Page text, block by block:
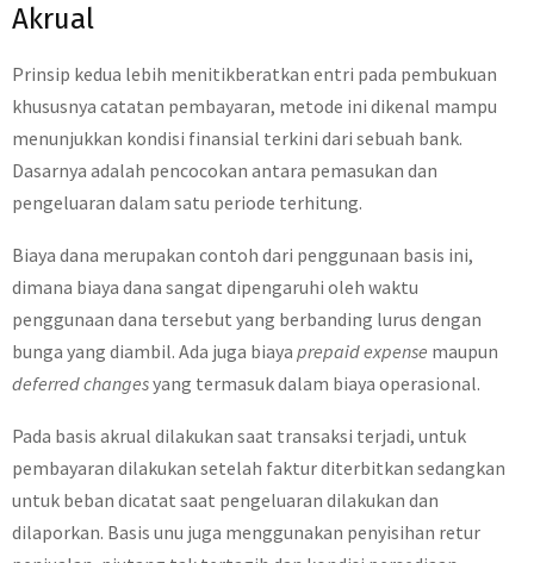
Akrual
Prinsip kedua lebih menitikberatkan entri pada pembukuan
khususnya catatan pembayaran, metode ini dikenal mampu
menunjukkan kondisi finansial terkini dari sebuah bank.
Dasarnya adalah pencocokan antara pemasukan dan
pengeluaran dalam satu periode terhitung.
Biaya dana merupakan contoh dari penggunaan basis ini,
dimana biaya dana sangat dipengaruhi oleh waktu
penggunaan dana tersebut yang berbanding lurus dengan
bunga yang diambil. Ada juga biaya prepaid expense maupun
deferred changesyang termasuk dalam biaya operasional.
Pada basis akrual dilakukan saat transaksi terjadi, untuk
pembayaran dilakukan setelah faktur diterbitkan sedangkan
untuk beban dicatat saat pengeluaran dilakukan dan
dilaporkan. Basis unu juga menggunakan penyisihan retur